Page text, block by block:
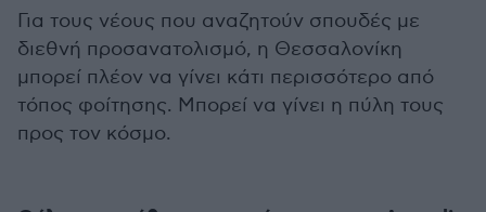
Για τους νέους που αναζητούν σπουδές με
διεθνή προσανατολισμό, η Θεσσαλονίκη
μπορεί πλέον να γίνει κάτι περισσότερο από
τόπος φοίτησης. Μπορεί να γίνει η πύλη τους
προς τον κόσμο.